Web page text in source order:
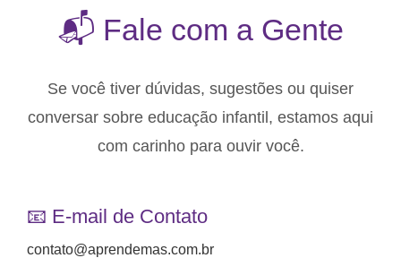
📬 Fale com a Gente
Se você tiver dúvidas, sugestões ou quiser
conversar sobre educação infantil, estamos aqui
com carinho para ouvir você.
📧 E-mail de Contato
contato@aprendemas.com.br